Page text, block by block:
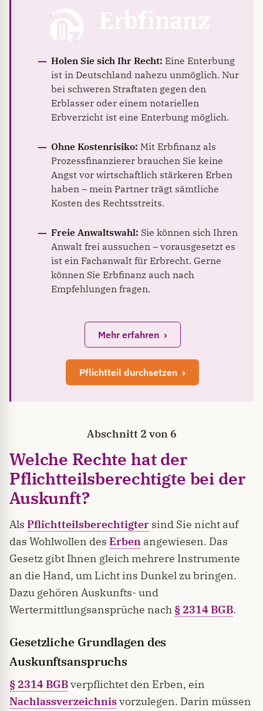
Holen Sie sich Ihr Recht: Eine Enterbung
ist in Deutschland nahezu unmöglich. Nur
bei schweren Straftaten gegen den
Erblasser oder einem notariellen
Erbverzicht ist eine Enterbung möglich.
Ohne Kostenrisiko: Mit Erbfinanz als
Prozessfinanzierer brauchen Sie keine
Angst vor wirtschaftlich stärkeren Erben
haben – mein Partner trägt sämtliche
Kosten des Rechtsstreits.
Freie Anwaltswahl: Sie können sich Ihren
Anwalt frei aussuchen – vorausgesetzt es
ist ein Fachanwalt für Erbrecht. Gerne
können Sie Erbfinanz auch nach
Empfehlungen fragen.
Mehr erfahren
Pflichtteil durchsetzen
Abschnitt 2 von 6
Welche Rechte hat der
Pflichtteilsberechtigte bei der
Auskunft?
Als Pflichtteilsberechtigter sind Sie nicht auf
das Wohlwollen des Erben angewiesen. Das
Gesetz gibt Ihnen gleich mehrere Instrumente
an die Hand, um Licht ins Dunkel zu bringen.
Dazu gehören Auskunfts- und
Wertermittlungsansprüche nach § 2314 BGB.
Gesetzliche Grundlagen des
Auskunftsanspruchs
§ 2314 BGBverpflichtet den Erben, ein
Nachlassverzeichnisvorzulegen. Darin müssen